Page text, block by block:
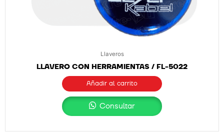
Llaveros
LLAVERO CON HERRAMIENTAS / FL-5022
Añadir al carrito
Consultar